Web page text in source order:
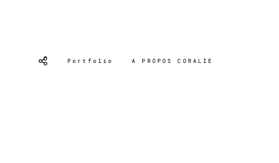
Portfolio A PROPOS CORALIE